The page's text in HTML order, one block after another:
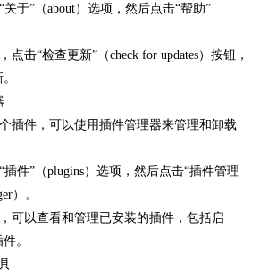
于”（about）选项，然后点击“帮助”
点击“检查更新”（check for updates）按钮，
插件，可以使用插件管理器来管理和卸载
件”（plugins）选项，然后点击“插件管理
）。
可以查看和管理已安装的插件，包括启
。